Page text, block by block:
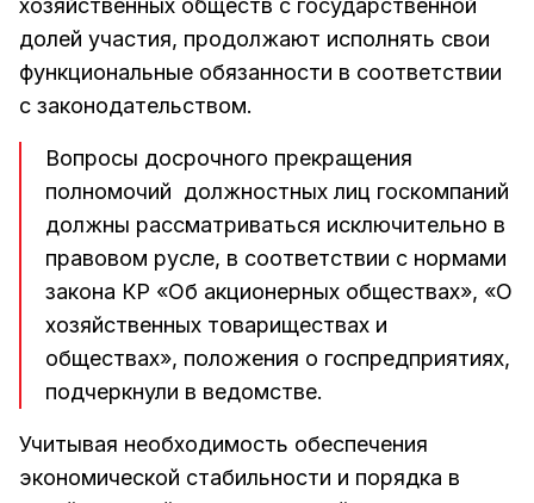
долей участия, продолжают исполнять свои
функциональные обязанности в соответствии
с законодательством.
Вопросы досрочного прекращения
полномочий должностных лиц госкомпаний
должны рассматриваться исключительно в
правовом русле, в соответствии с нормами
закона КР «Об акционерных обществах», «О
хозяйственных товариществах и
обществах», положения о госпредприятиях,
подчеркнули в ведомстве.
Учитывая необходимость обеспечения
экономической стабильности и порядка в